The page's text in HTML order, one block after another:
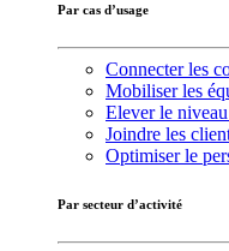
Par cas d’usage
Connecter les
Mobiliser les
Elever le
Joindre les
Optimiser le
Par secteur d’activité